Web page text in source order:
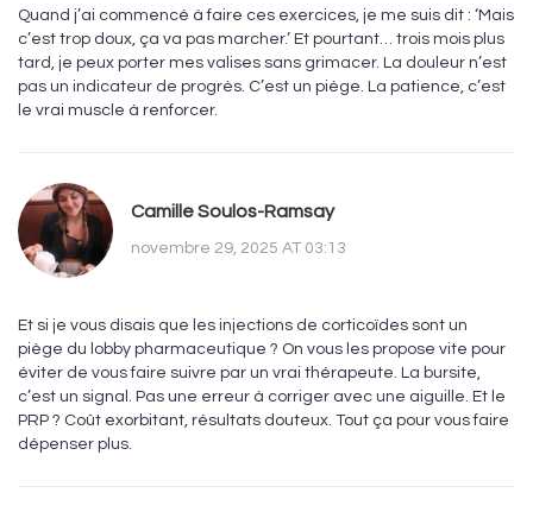
Quand j’ai commencé à faire ces exercices, je me suis dit : ‘Mais
c’est trop doux, ça va pas marcher.’ Et pourtant… trois mois plus
tard, je peux porter mes valises sans grimacer. La douleur n’est
pas un indicateur de progrès. C’est un piège. La patience, c’est
le vrai muscle à renforcer.
Camille Soulos-Ramsay
novembre 29, 2025 AT 03:13
Et si je vous disais que les injections de corticoïdes sont un
piège du lobby pharmaceutique ? On vous les propose vite pour
éviter de vous faire suivre par un vrai thérapeute. La bursite,
c’est un signal. Pas une erreur à corriger avec une aiguille. Et le
PRP ? Coût exorbitant, résultats douteux. Tout ça pour vous faire
dépenser plus.